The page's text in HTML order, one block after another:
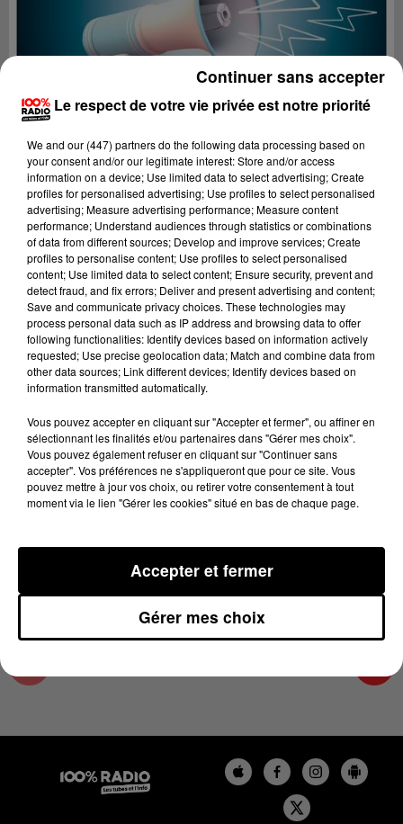
Lecture (2 min 22 sec)
100%
100% Radio les infos de l'Aude
24 mai 2024 - 2 min 22 sec
LES INFOS DE L'AUDE DU 24/05/2024 À
14H00
Les infos de l'Aude
Le respect de votre vie privée est notre priorité
We and our (447) partnersdo the following data processing based on
your consent and/or our legitimate interest: Store and/or access
information on a device; Use limited data to select advertising; Create
profiles for personalised advertising; Use profiles to select personalised
advertising; Measure advertising performance; Measure content
performance; Understand audiences through statistics or combinations
of data from different sources; Develop and improve services; Create
profiles to personalise content; Use profiles to select personalised
content; Use limited data to select content; Ensure security, prevent and
detect fraud, and fix errors; Deliver and present advertising and content;
Save and communicate privacy choices. These technologies may
process personal data such as IP address and browsing data to offer
following functionalities: Identify devices based on information actively
requested; Use precise geolocation data; Match and combine data from
other data sources; Link different devices; Identify devices based on
information transmitted automatically.
Vous pouvez accepter en cliquant sur "Accepter et fermer", ou affiner en
sélectionnant les finalités et/ou partenaires dans "Gérer mes choix".
Vous pouvez également refuser en cliquant sur "Continuer sans
accepter". Vos préférences ne s'appliqueront que pour ce site. Vous
pouvez mettre à jour vos choix, ou retirer votre consentement à tout
moment via le lien "Gérer les cookies" situé en bas de chaque page.
Gérer mes choix
Accepter et fermer
Continuer sans accepter